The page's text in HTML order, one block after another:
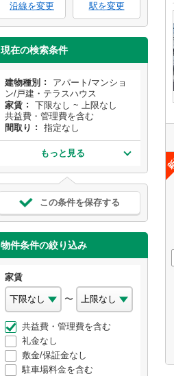
沿線を変更 駅を変更
現在の検索条件
建物種別
アパート/マンショ
ン/戸建・テラスハウス
家賃
下限なし ~ 上限なし
共益費・管理費を含む
間取り
指定なし
もっと見る
この条件を保存する
物件条件の絞り込み
家賃
〜
共益費・管理費を含む
礼金なし
敷金/保証金なし
駐車場料金を含む